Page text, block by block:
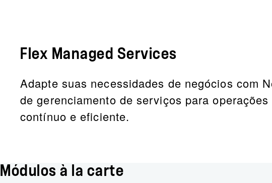
Flex Managed Services
Adapte suas necessidades de negócios com
de gerenciamento de serviços para
contínuo e eficiente.
Módulos à la carte